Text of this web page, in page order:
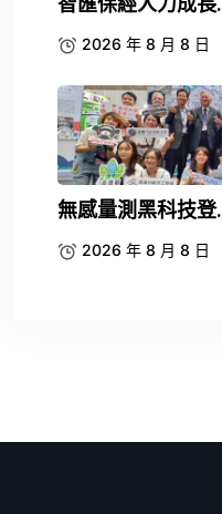
2026 年 8 月 8 日
無感量測黑科技登.
2026 年 8 月 8 日